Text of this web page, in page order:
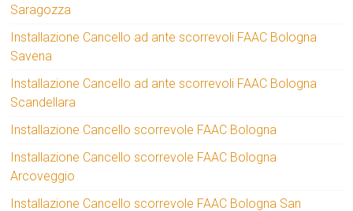
Saragozza
Installazione Cancello ad ante scorrevoli FAAC Bologna
Savena
Installazione Cancello ad ante scorrevoli FAAC Bologna
Scandellara
Installazione Cancello scorrevole FAAC Bologna
Installazione Cancello scorrevole FAAC Bologna
Arcoveggio
Installazione Cancello scorrevole FAAC Bologna San